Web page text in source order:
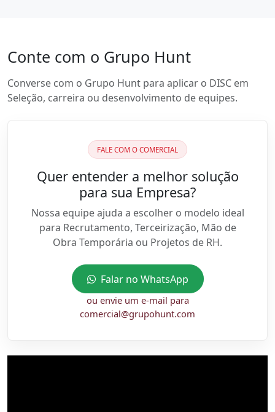
Conte com o Grupo Hunt
Converse com o Grupo Hunt para aplicar o DISC em
Seleção, carreira ou desenvolvimento de equipes.
FALE COM O COMERCIAL
Quer entender a melhor solução
para sua Empresa?
Nossa equipe ajuda a escolher o modelo ideal
para Recrutamento, Terceirização, Mão de
Obra Temporária ou Projetos de RH.
Falar no WhatsApp
ou envie um e-mail para
comercial@grupohunt.com